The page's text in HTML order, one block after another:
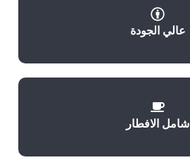
عالي الجودة
شامل الافطار